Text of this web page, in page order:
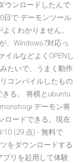
ウンロードしたんで
日で デーモンツール
くわかりません。
、Windows7対応っ
ルなどよくOPENし
たいで、うまく動作
コンパイルしたもの
る。 将棋とubuntu
デーモン将
ロードできる。現在
(29 点) - 無料で
をダウンロードする
リを起用して体験